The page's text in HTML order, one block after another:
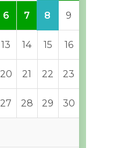
6 7 8 9
13 14 15 16
20 21 22 23
27 28 29 30